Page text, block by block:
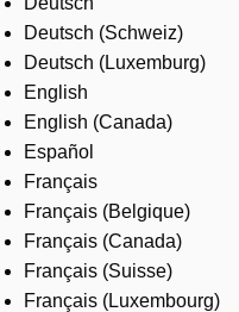
Where to buy
Contact us
Careers
Deutsch (Schweiz)
Deutsch (Luxemburg)
English
English (Canada)
Español
Français
Français (Belgique)
Français (Canada)
Français (Suisse)
Français (Luxembourg)